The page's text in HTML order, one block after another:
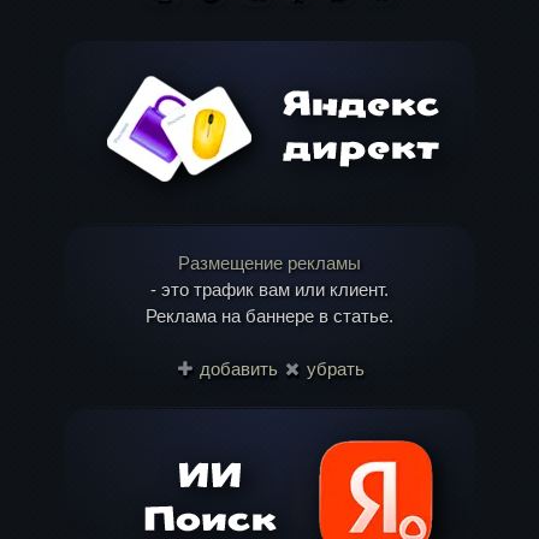
Размещение рекламы
- это трафик вам или клиент.
Реклама на баннере в статье.
добавить убрать